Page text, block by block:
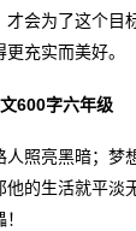
会为了这个目
充实而美好。
600字六年级
照亮黑暗；梦
的生活就平